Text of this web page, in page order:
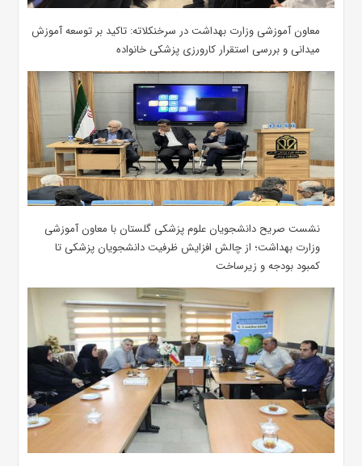
معاون آموزشی وزارت بهداشت در سرخنکلاته: تاکید بر توسعه آموزش
میدانی و بررسی استقرار کارورزی پزشکی ‌خانواده
نشست صریح دانشجویان علوم پزشکی گلستان با معاون آموزشی
وزارت بهداشت؛ از چالش افزایش ظرفیت دانشجویان ‌پزشکی تا
کمبود بودجه و زیرساخت